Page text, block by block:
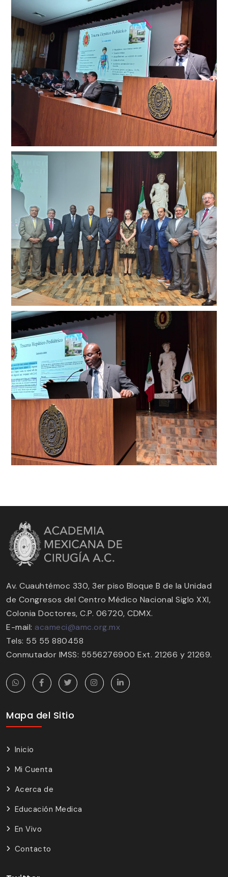
Av. Cuauhtémoc 330, 3er piso Bloque B de la Unidad
de Congresos del Centro Médico Nacional Siglo XXI,
Colonia Doctores, C.P. 06720, CDMX.
E-mail: acameci@amc.org.mx
Tels: 55 55 880458
Conmutador IMSS: 5556276900 Ext. 21266 y 21269.
Mapa del Sitio
Inicio
Mi Cuenta
Acerca de
Educación Medica
En Vivo
Contacto